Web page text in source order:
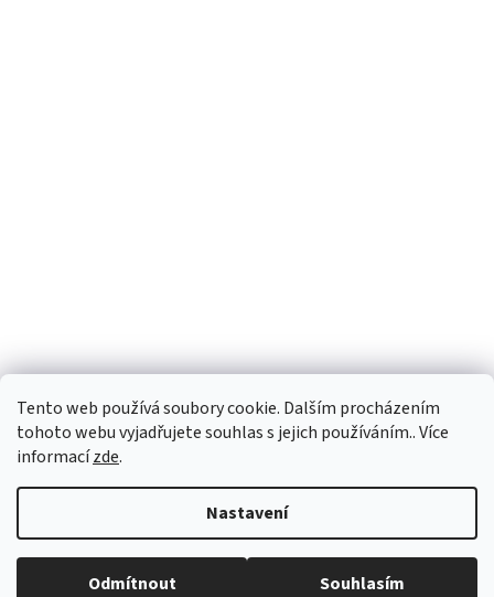
Tento web používá soubory cookie. Dalším procházením
tohoto webu vyjadřujete souhlas s jejich používáním.. Více
informacízde.
Nastavení
Odmítnout Souhlasím
Copyright 2026PEGASPLUS. Všechna práva vyhrazena.Upravit